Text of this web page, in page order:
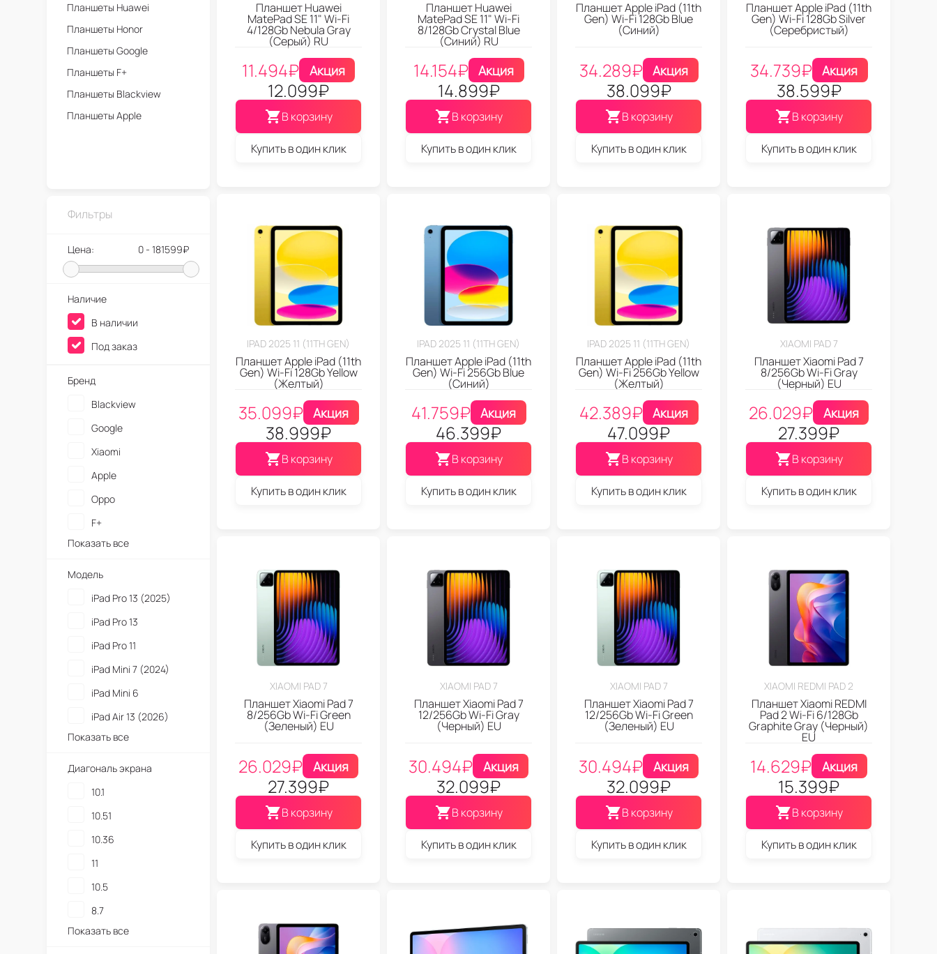
Планшет Huawei
MatePad SE 11" Wi-Fi
4/128Gb Nebula Gray
(Серый) RU
11.494₽ Акция
12.099₽
В корзину
Купить в один клик
Планшет Huawei
MatePad SE 11" Wi-Fi
8/128Gb Crystal Blue
(Синий) RU
14.154₽ Акция
14.899₽
В корзину
Купить в один клик
Планшет Apple iPad (11th
Gen) Wi-Fi 128Gb Blue
(Синий)
34.289₽ Акция
38.099₽
В корзину
Купить в один клик
Планшет Apple iPad (11th
Gen) Wi-Fi 128Gb Silver
(Серебристый)
34.739₽ Акция
38.599₽
В корзину
Купить в один клик
IPAD 2025 11 (11TH GEN)
Планшет Apple iPad (11th
Gen) Wi-Fi 128Gb Yellow
(Желтый)
35.099₽ Акция
38.999₽
В корзину
Купить в один клик
IPAD 2025 11 (11TH GEN)
Планшет Apple iPad (11th
Gen) Wi-Fi 256Gb Blue
(Синий)
41.759₽ Акция
46.399₽
В корзину
Купить в один клик
IPAD 2025 11 (11TH GEN)
Планшет Apple iPad (11th
Gen) Wi-Fi 256Gb Yellow
(Желтый)
42.389₽ Акция
47.099₽
В корзину
Купить в один клик
XIAOMI PAD 7
Планшет Xiaomi Pad 7
8/256Gb Wi-Fi Gray
(Черный) EU
26.029₽ Акция
27.399₽
В корзину
Купить в один клик
XIAOMI PAD 7
Планшет Xiaomi Pad 7
8/256Gb Wi-Fi Green
(Зеленый) EU
26.029₽ Акция
27.399₽
В корзину
Купить в один клик
XIAOMI PAD 7
Планшет Xiaomi Pad 7
12/256Gb Wi-Fi Gray
(Черный) EU
30.494₽ Акция
32.099₽
В корзину
Купить в один клик
XIAOMI PAD 7
Планшет Xiaomi Pad 7
12/256Gb Wi-Fi Green
(Зеленый) EU
30.494₽ Акция
32.099₽
В корзину
Купить в один клик
XIAOMI REDMI PAD 2
Планшет Xiaomi REDMI
Pad 2 Wi-Fi 6/128Gb
Graphite Gray (Черный)
EU
14.629₽ Акция
15.399₽
В корзину
Купить в один клик
Планшеты Huawei
Планшеты Honor
Планшеты Google
Планшеты F+
Планшеты Blackview
Планшеты Apple
Фильтры
Цена: 0 - 181599₽
Наличие
В наличии
Под заказ
Бренд
Blackview
Google
Xiaomi
Apple
Oppo
F+
Показать все
Модель
iPad Pro 13 (2025)
iPad Pro 13
iPad Pro 11
iPad Mini 7 (2024)
iPad Mini 6
iPad Air 13 (2026)
Показать все
Диагональ экрана
10.1
10.51
10.36
11
10.5
8.7
Показать все